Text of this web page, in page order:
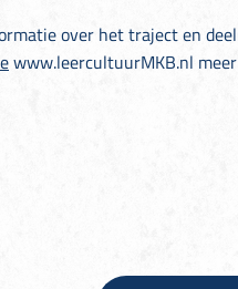
over het traject en
www.leercultuurMKB.nl